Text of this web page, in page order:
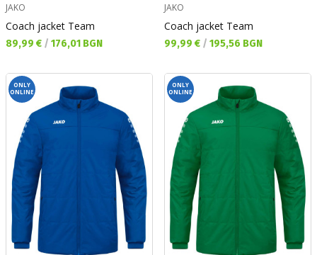
JAKO
Coach jacket Team
Текуща цена:
89,99 € / 176,01 BGN
JAKO
Coach jacket Team
Текуща цена:
99,99 € / 195,56 BGN
ONLY
ONLINE
ONLY
ONLINE